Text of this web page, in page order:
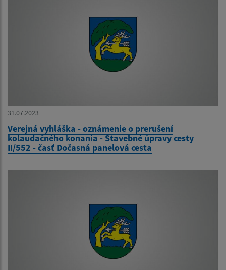
31.07.2023
Verejná vyhláška - oznámenie o prerušení
kolaudačného konania - Stavebné úpravy cesty
II/552 - časť Dočasná panelová cesta